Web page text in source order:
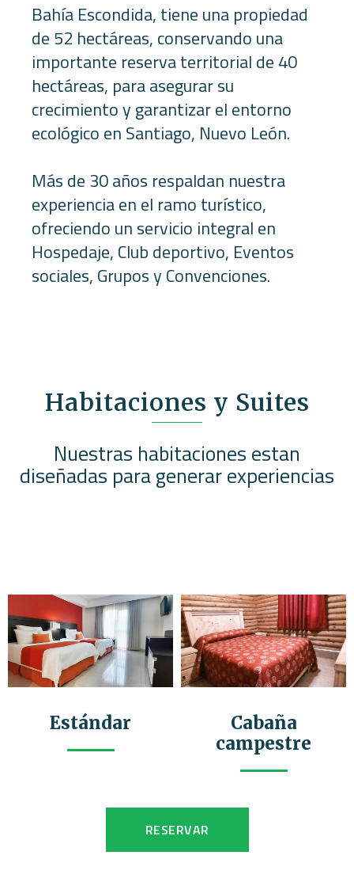
Bahía Escondida, tiene una propiedad
de 52 hectáreas, conservando una
importante reserva territorial de 40
hectáreas, para asegurar su
crecimiento y garantizar el entorno
ecológico en Santiago, Nuevo León.
Más de 30 años respaldan nuestra
experiencia en el ramo turístico,
ofreciendo un servicio integral en
Hospedaje, Club deportivo, Eventos
sociales, Grupos y Convenciones.
Habitaciones y Suites
Nuestras habitaciones estan
diseñadas para generar experiencias
Estándar
Cabaña
campestre
RESERVAR